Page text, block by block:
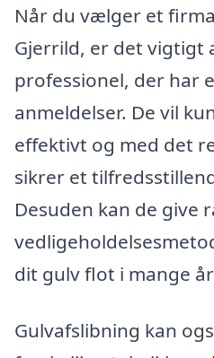
Når du vælger et
Gjerrild, er det vigtigt
professionel, der har
anmeldelser. De vil
effektivt og med det
sikrer et
Desuden kan de give
dit gulv flot i mange
Gulvafslibning kan